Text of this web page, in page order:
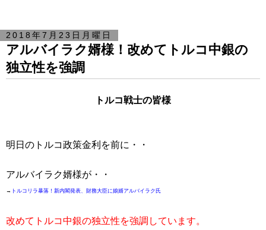
2018年7月23日月曜日
アルバイラク婿様！改めてトルコ中銀の
独立性を強調
トルコ戦士の皆様
明日のトルコ政策金利を前に・・
アルバイラク婿様が・・
→ トルコリラ暴落！新内閣発表、財務大臣に娘婿アルバイラク氏
改めてトルコ中銀の独立性を強調しています。